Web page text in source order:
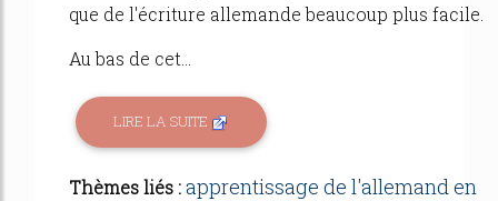
que de l'écriture allemande beaucoup plus facile.
Au bas de cet...
LIRE LA SUITE
Thèmes liés :apprentissage de l'allemand en